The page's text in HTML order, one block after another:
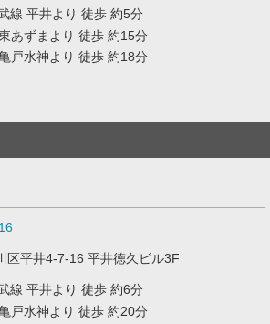
線 平井より 徒歩 約5分
あずまより 徒歩 約15分
戸水神より 徒歩 約18分
区平井4-7-16 平井徳久ビル3F
線 平井より 徒歩 約6分
戸水神より 徒歩 約20分